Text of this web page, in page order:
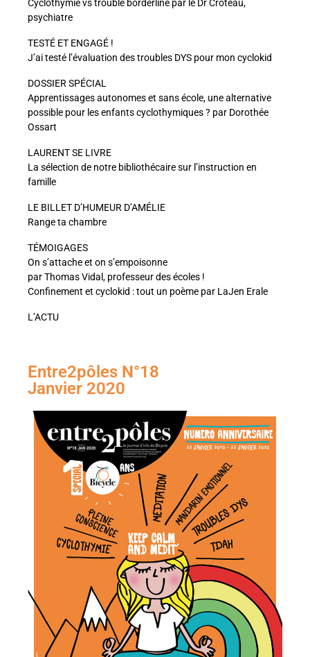
Cyclothymie vs trouble borderline par le Dr Croteau,
psychiatre
TESTÉ ET ENGAGÉ !
J’ai testé l’évaluation des troubles DYS pour mon cyclokid
DOSSIER SPÉCIAL
Apprentissages autonomes et sans école, une alternative
possible pour les enfants cyclothymiques ? par Dorothée
Ossart
LAURENT SE LIVRE
La sélection de notre bibliothécaire sur l’instruction en
famille
LE BILLET D’HUMEUR D’AMÉLIE
Range ta chambre
TÉMOIGAGES
On s’attache et on s’empoisonne
par Thomas Vidal, professeur des écoles !
Confinement et cyclokid : tout un poème par LaJen Erale
L’ACTU
Entre2pôles N°18
Janvier 2020